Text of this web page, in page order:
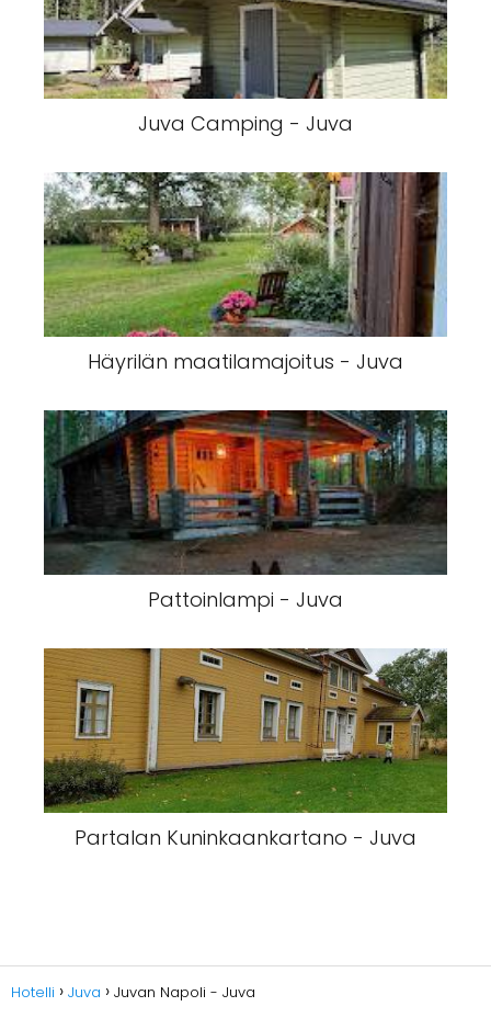
Juva Camping - Juva
Häyrilän maatilamajoitus - Juva
Pattoinlampi - Juva
Partalan Kuninkaankartano - Juva
Hotelli Juva Juvan Napoli - Juva